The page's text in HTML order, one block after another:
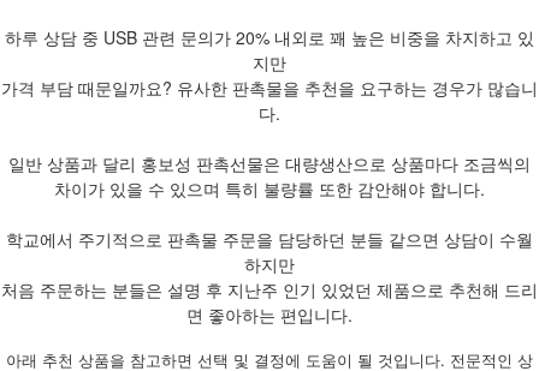
하루 상담 중 USB 관련 문의가 20% 내외로 꽤 높은 비중을 차지하고 있
지만
가격 부담 때문일까요? 유사한 판촉물을 추천을 요구하는 경우가 많습니
다.
일반 상품과 달리 홍보성 판촉선물은 대량생산으로 상품마다 조금씩의
차이가 있을 수 있으며 특히 불량률 또한 감안해야 합니다.
학교에서 주기적으로 판촉물 주문을 담당하던 분들 같으면 상담이 수월
하지만
처음 주문하는 분들은 설명 후 지난주 인기 있었던 제품으로 추천해 드리
면 좋아하는 편입니다.
아래 추천 상품을 참고하면 선택 및 결정에 도움이 될 것입니다. 전문적인 상